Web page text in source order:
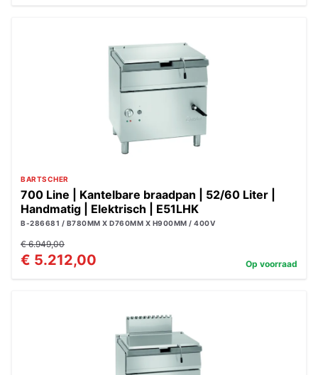
BARTSCHER
700 Line | Kantelbare braadpan | 52/60 Liter |
Handmatig | Elektrisch | E51LHK
B-286681 / B780MM X D760MM X H900MM / 400V
€ 6.949,00
€ 5.212,00 Op voorraad